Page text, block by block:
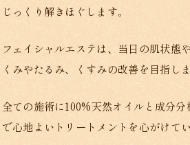
じっくり解きほぐします。
フェイシャルエステは、 当日の肌状態
くみやたるみ、くすみの改善を目指しま
全ての施術に100%天然オイルと成分
で心地よいトリートメントを心がけてい